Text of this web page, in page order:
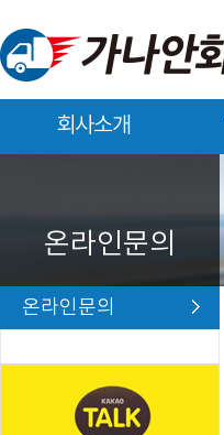
회사소개
온라인문의
온라인문의